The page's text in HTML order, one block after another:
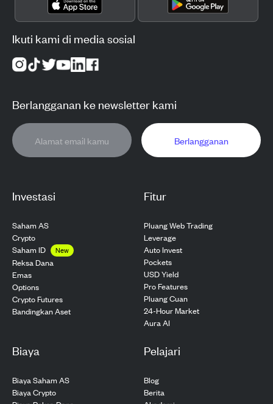
Investasi
Saham AS
Crypto
Saham ID
New
Reksa Dana
Emas
Options
Crypto Futures
Bandingkan Aset
Fitur
Pluang Web Trading
Leverage
Auto Invest
Pockets
USD Yield
Pro Features
Pluang Cuan
24-Hour Market
Aura AI
Biaya
Biaya Saham AS
Biaya Crypto
Pelajari
Blog
Berita
Ikuti kami di media sosial
Berlangganan ke newsletter kami
Berlangganan